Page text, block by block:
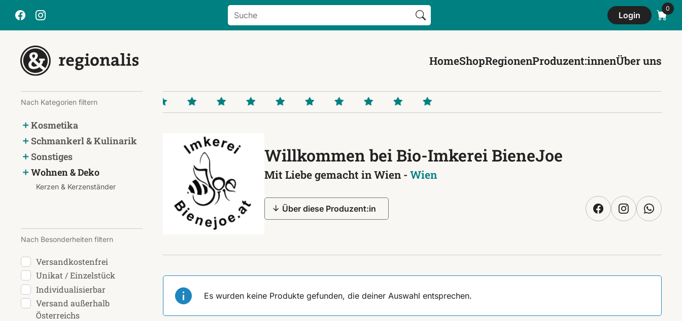
Search
for:
Search Button
Login
HomeShopRegionenProduzent:innenÜber uns
Nach Kategorien filtern
Kosmetika
Schmankerl & Kulinarik
Sonstiges
Wohnen & Deko
Kerzen & Kerzenständer
Nach Besonderheiten filtern
Versandkostenfrei
Unikat / Einzelstück
Individualisierbar
Versand außerhalb
Österreichs
Willkommen bei Bio-Imkerei BieneJoe
Mit Liebe gemacht in Wien - Wien
Über diese Produzent:in
Es wurden keine Produkte gefunden, die deiner Auswahl entsprechen.